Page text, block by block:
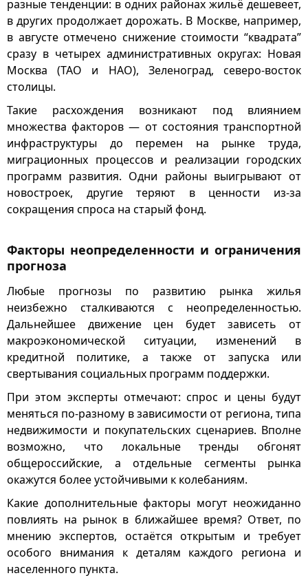
разные тенденции: в одних районах жильё дешевеет,
в других продолжает дорожать. В Москве, например,
в августе отмечено снижение стоимости “квадрата”
сразу в четырех административных округах: Новая
Москва (ТАО и НАО), Зеленоград, северо-восток
столицы.
Такие расхождения возникают под влиянием
множества факторов — от состояния транспортной
инфраструктуры до перемен на рынке труда,
миграционных процессов и реализации городских
программ развития. Одни районы выигрывают от
новостроек, другие теряют в ценности из-за
сокращения спроса на старый фонд.
Факторы неопределенности и ограничения
прогноза
Любые прогнозы по развитию рынка жилья
неизбежно сталкиваются с неопределенностью.
Дальнейшее движение цен будет зависеть от
макроэкономической ситуации, изменений в
кредитной политике, а также от запуска или
свертывания социальных программ поддержки.
При этом эксперты отмечают: спрос и цены будут
меняться по-разному в зависимости от региона, типа
недвижимости и покупательских сценариев. Вполне
возможно, что локальные тренды обгонят
общероссийские, а отдельные сегменты рынка
окажутся более устойчивыми к колебаниям.
Какие дополнительные факторы могут неожиданно
повлиять на рынок в ближайшее время? Ответ, по
мнению экспертов, остаётся открытым и требует
особого внимания к деталям каждого региона и
населенного пункта.